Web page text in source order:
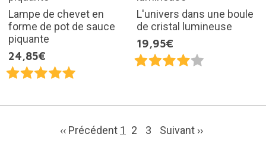
Lampe de chevet en
forme de pot de sauce
piquante
24,85€
L'univers dans une boule
de cristal lumineuse
19,95€
‹‹ Précédent 1 2 3 Suivant ››